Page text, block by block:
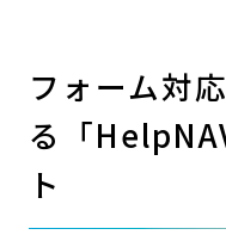
フォーム対
る「
ト